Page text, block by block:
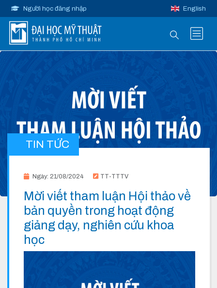
Người học đăng nhập English
TIN TỨC
Ngày: 21/08/2024 TT-TTTV
Mời viết tham luận Hội thảo về
bản quyền trong hoạt động
giảng dạy, nghiên cứu khoa
học